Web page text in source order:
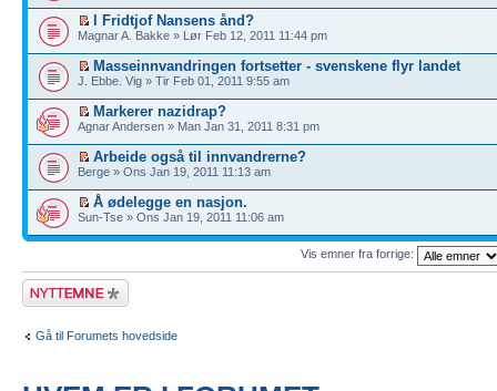
I Fridtjof Nansens ånd?
Magnar A. Bakke » Lør Feb 12, 2011 11:44 pm
Masseinnvandringen fortsetter - svenskene flyr landet
J. Ebbe. Vig » Tir Feb 01, 2011 9:55 am
Markerer nazidrap?
Agnar Andersen » Man Jan 31, 2011 8:31 pm
Arbeide også til innvandrerne?
Berge » Ons Jan 19, 2011 11:13 am
Å ødelegge en nasjon.
Sun-Tse » Ons Jan 19, 2011 11:06 am
Vis emner fra forrige:
Legg inn et nytt
emne
Gå til Forumets hovedside